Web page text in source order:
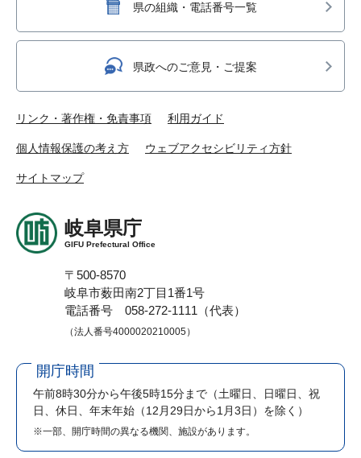
県の組織・電話番号一覧
県政へのご意見・ご提案
リンク・著作権・免責事項 利用ガイド
個人情報保護の考え方 ウェブアクセシビリティ方針
サイトマップ
岐阜県庁
GIFU Prefectural Office
〒500-8570
岐阜市薮田南2丁目1番1号
電話番号 058-272-1111（代表）
（法人番号4000020210005）
開庁時間
午前8時30分から午後5時15分まで （土曜日、日曜日、祝
日、休日、年末年始（12月29日から1月3日）を除く）
※一部、開庁時間の異なる機関、施設があります。